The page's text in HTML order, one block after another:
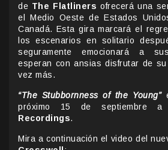
de The Flatliners ofrecerá una
el Medio Oeste de Estados
Canadá. Esta gira marcará el
los escenarios en solitario
seguramente emocionará a
esperan con ansias disfrutar de
vez más.
“The Stubbornness of the Young”
próximo 15 de septiembre
Recordings.
Mira a continuación el video del